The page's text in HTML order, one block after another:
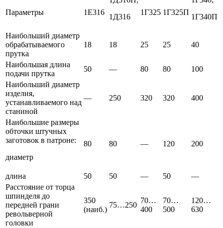
Параметры 1Е316
1Д316
1Г325 1Г325П
1Г340П
Наибольший диаметр
обрабатываемого
прутка
18 18 25 25 40
Наибольшая длина
подачи прутка
50 — 80 80
100
Наибольший диаметр
изделия,
устанавливаемого над
станиной
— 250 320 320 400
Наибольшие размеры
обточки штучных
заготовок в патроне:
диаметр
80 80 — 120 200
длина 50 50 — 50
—
Расстояние от торца
шпинделя до
передней грани
револьверной
головки
350
(наиб.)
75…250
70…
400
70…
500
120…
630